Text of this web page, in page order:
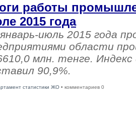
работы
2015 года
июль 2015 года
области
млн. тенге. Индекс
90,9%.
статистики ЖО • комментариев 0